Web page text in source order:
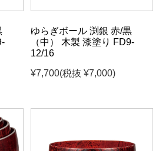
ゆらぎボール 渕銀 赤/黒
（中） 木製 漆塗り FD9-
12/16
¥7,700(税抜 ¥7,000)